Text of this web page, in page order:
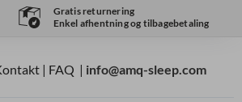
Gratis returnering
Enkel afhentning og tilbagebetaling
| FAQ | info@amq-sleep.com